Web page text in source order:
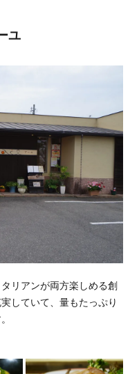
ユ
リアンが両方楽しめる創
していて、量もたっぷり